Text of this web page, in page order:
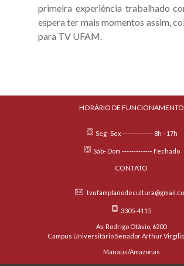
primeira experiência trabalhado
espera ter mais momentos assim,
para TV UFAM.
HORÁRIO DE FUNCIONAMENTO
Seg- Sex ------------- 8h - 17h
Sáb- Dom ------------- Fechado
CONTATO
3305-4115
Av. Rodrigo Otávio, 6200
Campus Universitário Senador Arthur
Manaus/Amazonas